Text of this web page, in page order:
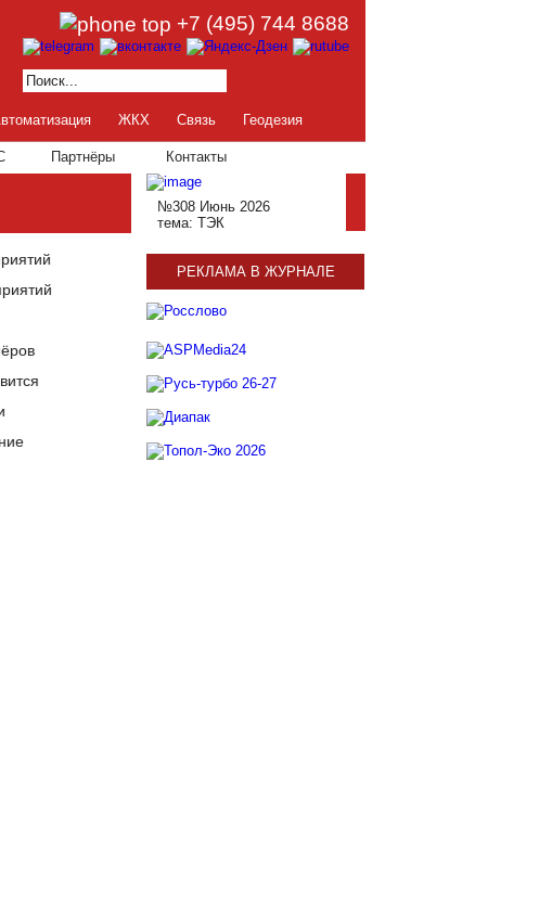
+7 (495) 744 8688
ЖКХ Связь Геодезия
Партнёры Контакты
№308 Июнь 2026
тема: ТЭК
РЕКЛАМА В ЖУРНАЛЕ